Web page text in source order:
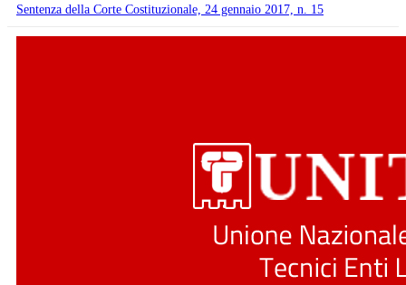
Sentenza della Corte Costituzionale, 24 gennaio 2017, n. 15